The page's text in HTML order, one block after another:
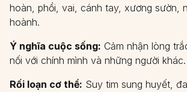
hoàn, phổi, vai, cánh tay, xương sườn,
hoành.
Ý nghĩa cuộc sống: Cảm nhận lòng
nối với chính mình và những người khác.
Rối loạn cơ thể: Suy tim sung huyết,